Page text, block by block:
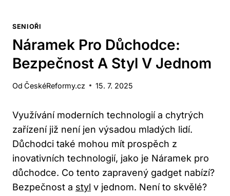
SENIOŘI
Náramek Pro Důchodce:
Bezpečnost A Styl V Jednom
Od ČeskéReformy.cz 15. 7. 2025
Využívání moderních technologií a chytrých
zařízení již není jen výsadou mladých lidí.
Důchodci také mohou mít prospěch z
inovativních technologií, jako je Náramek pro
důchodce. Co tento zapravený gadget nabízí?
Bezpečnost a styl v jednom. Není to skvělé?